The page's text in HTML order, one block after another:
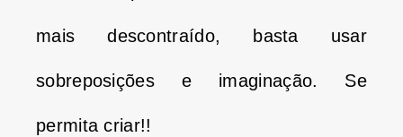
mais descontraído, basta usar
sobreposições e imaginação. Se
permita criar!!